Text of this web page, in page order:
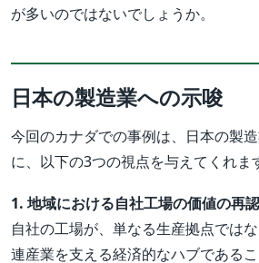
が多いのではないでしょうか。
日本の製造業への示唆
今回のカナダでの事例は、日本の製
に、以下の3つの視点を与えてくれま
1. 地域における自社工場の価値の再
自社の工場が、単なる生産拠点では
連産業を支える経済的なハブである